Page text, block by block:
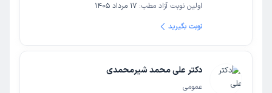
اولین نوبت آزاد مطب: 17 مرداد 1405
نوبت بگیرید
دکتر علی محمد شیرمحمدی
عمومی